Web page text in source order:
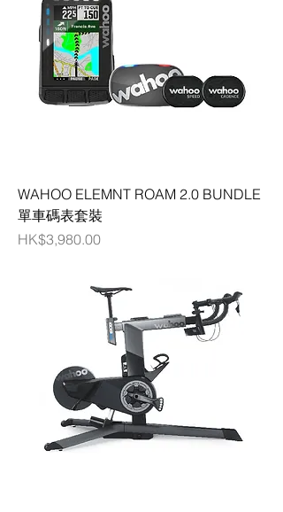
WAHOO ELEMNT ROAM 2.0 BUNDLE
單車碼表套裝
價格
HK$3,980.00